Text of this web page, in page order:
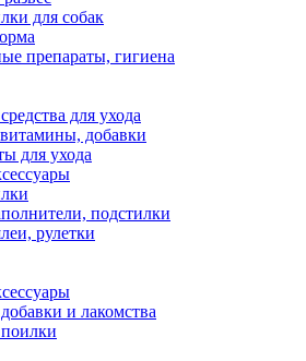
для собак
препараты, гигиена
для ухода
добавки
для ухода
подстилки
рулетки
и лакомства